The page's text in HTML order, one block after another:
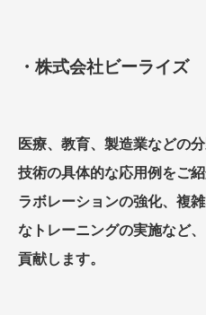
・株式会社ビーライズ
医療、教育、製造業などの
技術の具体的な応用例をご
ラボレーションの強化、複
なトレーニングの実施など
貢献します。